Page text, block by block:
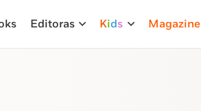
Editoras Kids Magazine